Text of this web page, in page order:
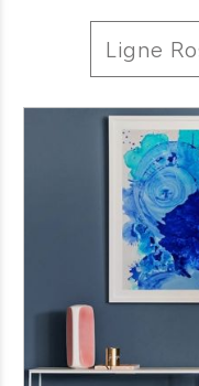
Ligne